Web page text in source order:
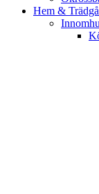
Hem &